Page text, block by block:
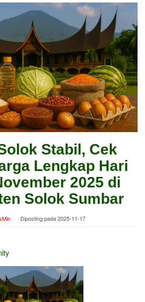
Stabil, Cek
Lengkap Hari
2025 di
Solok Sumbar
Diposting pada2025-11-17